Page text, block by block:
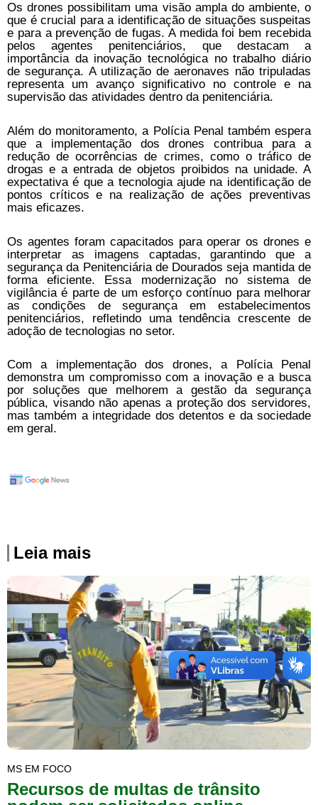
Os drones possibilitam uma visão ampla do ambiente, o
que é crucial para a identificação de situações suspeitas
e para a prevenção de fugas. A medida foi bem recebida
pelos agentes penitenciários, que destacam a
importância da inovação tecnológica no trabalho diário
de segurança. A utilização de aeronaves não tripuladas
representa um avanço significativo no controle e na
supervisão das atividades dentro da penitenciária.
Além do monitoramento, a Polícia Penal também espera
que a implementação dos drones contribua para a
redução de ocorrências de crimes, como o tráfico de
drogas e a entrada de objetos proibidos na unidade. A
expectativa é que a tecnologia ajude na identificação de
pontos críticos e na realização de ações preventivas
mais eficazes.
Os agentes foram capacitados para operar os drones e
interpretar as imagens captadas, garantindo que a
segurança da Penitenciária de Dourados seja mantida de
forma eficiente. Essa modernização no sistema de
vigilância é parte de um esforço contínuo para melhorar
as condições de segurança em estabelecimentos
penitenciários, refletindo uma tendência crescente de
adoção de tecnologias no setor.
Com a implementação dos drones, a Polícia Penal
demonstra um compromisso com a inovação e a busca
por soluções que melhorem a gestão da segurança
pública, visando não apenas a proteção dos servidores,
mas também a integridade dos detentos e da sociedade
em geral.
Leia mais
MS EM FOCO
Recursos de multas de trânsito